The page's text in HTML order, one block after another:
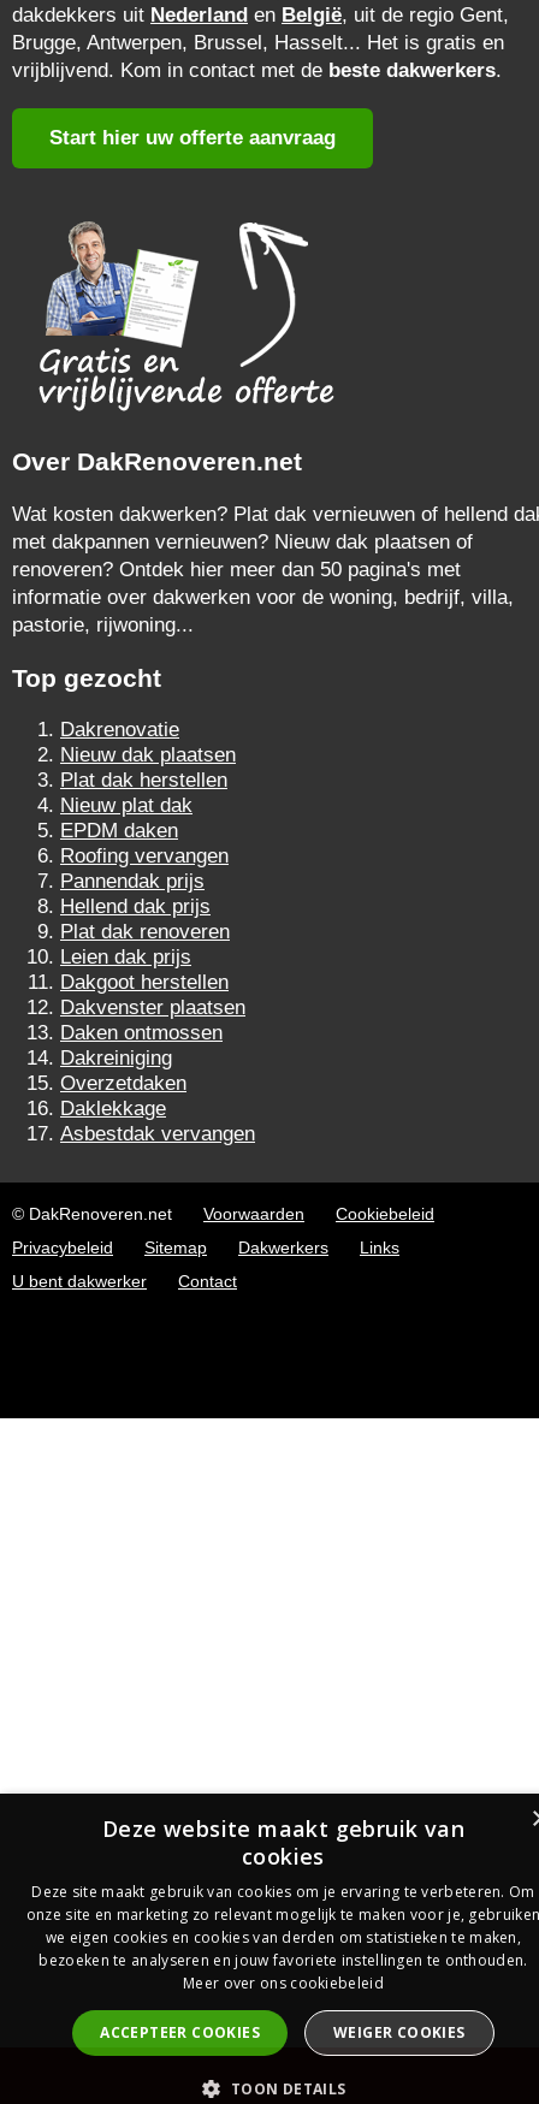
dakdekkers uit Nederland en België, uit de regio Gent,
Brugge, Antwerpen, Brussel, Hasselt... Het is gratis en
vrijblijvend. Kom in contact met de beste dakwerkers.
Start hier uw offerte aanvraag
Over DakRenoveren.net
Wat kosten dakwerken? Plat dak vernieuwen of hellend
met dakpannen vernieuwen? Nieuw dak plaatsen of
renoveren? Ontdek hier meer dan 50 pagina's met
informatie over dakwerken voor de woning, bedrijf, villa,
pastorie, rijwoning...
Top gezocht
Dakrenovatie
Nieuw dak plaatsen
Plat dak herstellen
Nieuw plat dak
EPDM daken
Roofing vervangen
Pannendak prijs
Hellend dak prijs
Plat dak renoveren
Leien dak prijs
Dakgoot herstellen
Dakvenster plaatsen
Daken ontmossen
Dakreiniging
Overzetdaken
Daklekkage
Asbestdak vervangen
© DakRenoveren.net Voorwaarden
Cookiebeleid
Privacybeleid
Sitemap Dakwerkers
Links
U bent dakwerker
Contact
PrijsOfferte
Deze website maakt gebruik van
cookies
Deze site maakt gebruik van cookies om je ervaring te verbeteren. Om
onze site en marketing zo relevant mogelijk te maken voor je,
we eigen cookies en cookies van derden om statistieken te maken,
bezoeken te analyseren en jouw favoriete instellingen te onthouden.
Meer over ons cookiebeleid
ACCEPTEER COOKIES WEIGER COOKIES
TOON DETAILS